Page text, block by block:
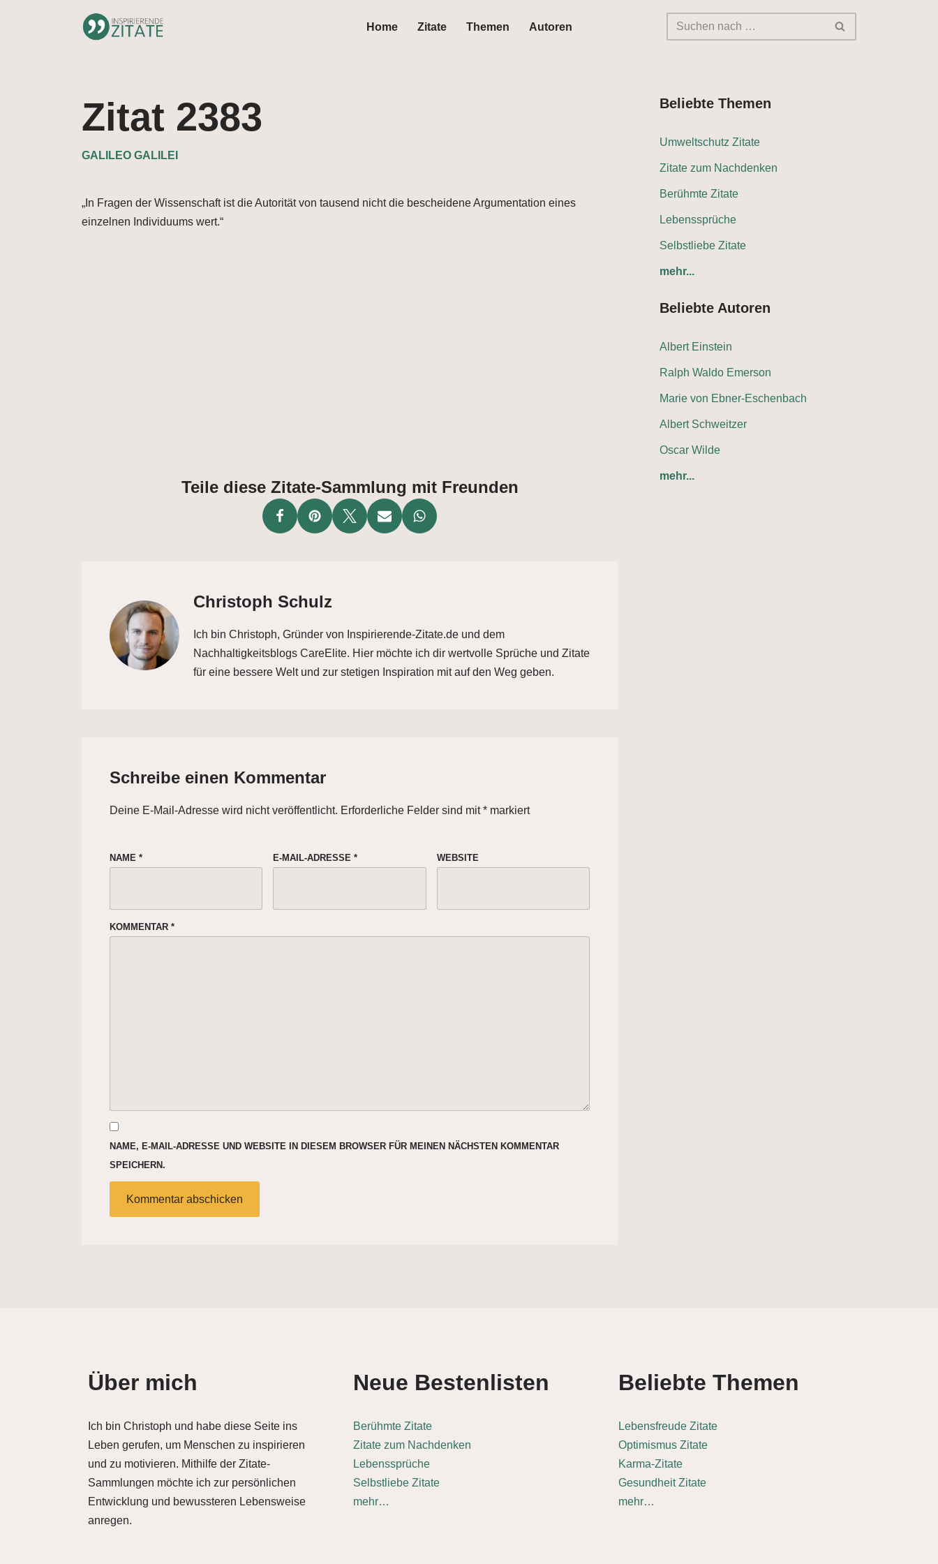
Home Zitate Themen Autoren
Zitat 2383
GALILEO GALILEI
„In Fragen der Wissenschaft ist die Autorität von tausend nicht die bescheidene Argumentation eines
einzelnen Individuums wert.“
Teile diese Zitate-Sammlung mit Freunden
Christoph Schulz
Ich bin Christoph, Gründer von Inspirierende-Zitate.de und dem
Nachhaltigkeitsblogs CareElite. Hier möchte ich dir wertvolle Sprüche und Zitate
für eine bessere Welt und zur stetigen Inspiration mit auf den Weg geben.
Schreibe einen Kommentar
Deine E-Mail-Adresse wird nicht veröffentlicht. Erforderliche Felder sind mit* markiert
NAME * E-MAIL-ADRESSE* WEBSITE
KOMMENTAR *
NAME, E-MAIL-ADRESSE UND WEBSITE IN DIESEM BROWSER FÜR MEINEN NÄCHSTEN KOMMENTAR
SPEICHERN.
Beliebte Themen
Umweltschutz Zitate
Zitate zum Nachdenken
Berühmte Zitate
Lebenssprüche
Selbstliebe Zitate
mehr...
Beliebte Autoren
Albert Einstein
Ralph Waldo Emerson
Marie von Ebner-Eschenbach
Albert Schweitzer
Oscar Wilde
mehr...
Über mich
Ich bin Christoph und habe diese Seite ins
Leben gerufen, um Menschen zu inspirieren
und zu motivieren. Mithilfe der Zitate-
Sammlungen möchte ich zur persönlichen
Entwicklung und bewussteren Lebensweise
anregen.
Neue Bestenlisten
Berühmte Zitate
Zitate zum Nachdenken
Lebenssprüche
Selbstliebe Zitate
mehr…
Beliebte Themen
Lebensfreude Zitate
Optimismus Zitate
Karma-Zitate
Gesundheit Zitate
mehr…